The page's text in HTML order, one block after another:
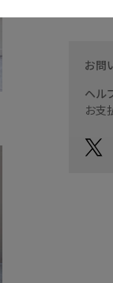
お問
ヘル
お支